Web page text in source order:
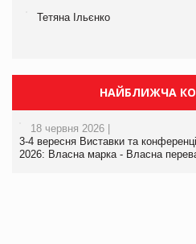
Тетяна Ільєнко
НАЙБЛИЖЧА
18 червня 2026 |
3-4 вересня Виставки та
2026: Власна марка - Власна